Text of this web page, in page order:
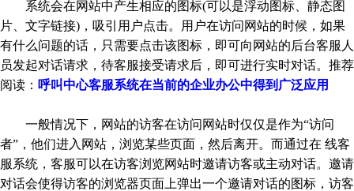
系统会在网站中产生相应的图标(可以是浮动图标、静态图
片、文字链接)，吸引用户点击。用户在访问网站的时候，如果
有什么问题的话，只需要点击该图标，即可向网站的后台客服人
员发起对话请求，待客服接受请求后，即可进行实时对话。推荐
阅读： 呼叫中心客服系统在当前的企业办公中得到广泛应用
一般情况下，网站的访客在访问网站时仅仅是作为“访问
者”，他们进入网站，浏览某些页面，然后离开。而通过在 线客
服系统，客服可以在访客浏览网站时邀请访客或主动对话。邀请
对话会使得访客的浏览器页面上弹出一个邀请对话的图标，访客